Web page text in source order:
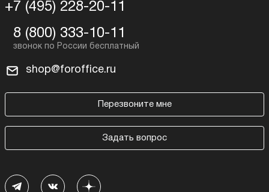
+7 (495) 228-20-11
8 (800) 333-10-11
shop@foroffice.ru
Перезвоните мне
Задать вопрос